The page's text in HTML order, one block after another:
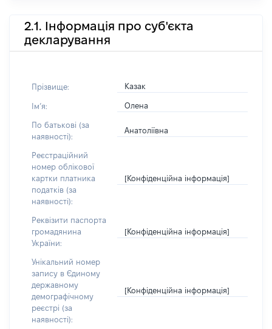
2.1. Інформація про суб'єкта
декларування
Прізвище: Казак
Імʼя: Олена
По батькові (за
наявності):
Анатоліївна
Реєстраційний
номер облікової
картки платника
податків (за
наявності):
[Конфіденційна інформація]
Реквізити паспорта
громадянина
України:
[Конфіденційна інформація]
Унікальний номер
запису в Єдиному
державному
демографічному
реєстрі (за
наявності):
[Конфіденційна інформація]